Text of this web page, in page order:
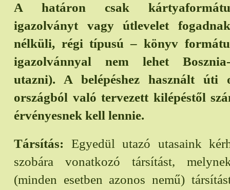
A határon csak
igazolványt vagy útlevelet
nélküli, régi típusú – könyv
igazolvánnyal nem lehet Bosznia-
utazni). A belépéshez használt úti
országból való tervezett kilépéstől
érvényesnek kell lennie.
Társítás: Egyedül utazó utasaink
szobára vonatkozó társítást,
(minden esetben azonos nemű)